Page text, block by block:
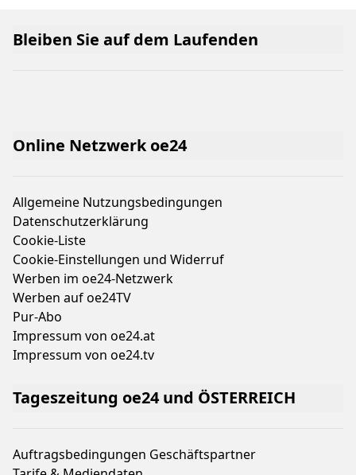
Online Netzwerk oe24
Allgemeine Nutzungsbedingungen
Datenschutzerklärung
Cookie-Liste
Cookie-Einstellungen und Widerruf
Werben im oe24-Netzwerk
Werben auf oe24TV
Pur-Abo
Impressum von oe24.at
Impressum von oe24.tv
Tageszeitung oe24 und ÖSTERREICH
Auftragsbedingungen Geschäftspartner
Bleiben Sie auf dem Laufenden